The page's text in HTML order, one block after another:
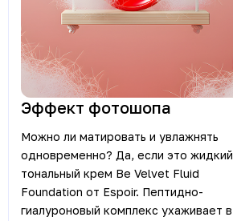
Эффект фотошопа
Можно ли матировать и увлажнять
одновременно? Да, если это жидкий
тональный крем Be Velvet Fluid
Foundation от Espoir. Пептидно-
гиалуроновый комплекс ухаживает в